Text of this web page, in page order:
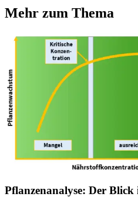
Mehr zum Thema
Pflanzenanalyse: Der